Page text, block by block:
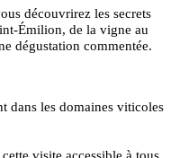
découvrirez les secrets
Émilion, de la vigne au
dégustation commentée.
dans les domaines viticoles